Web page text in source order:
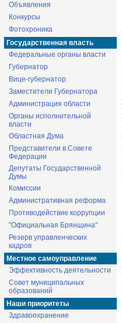
Объявления
Конкурсы
Фотохроника
Государственная власть
Федеральные органы власти
Губернатор
Вице-губернатор
Заместители Губернатора
Администрация области
Органы исполнительной
власти
Областная Дума
Представители в Совете
Федерации
Депутаты Государственной
Думы
Комиссии
Административная реформа
Противодействие коррупции
"Официальная Брянщина"
Резерв управленческих
кадров
Местное самоуправление
Эффективность деятельности
Совет муниципальных
образований
Наши приоритеты
Здравоохранение